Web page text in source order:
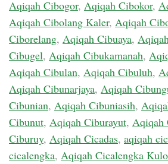
Aqiqah Cibogor, Aqiqah Cibokor,
Aqiqah Cibolang Kaler, Aqiqah
Ciborelang, Aqiqah Cibuaya,
Cibugel, Aqiqah Cibukamanah,
Aqiqah Cibulan, Aqiqah Cibuluh,
Aqiqah Cibunarjaya, Aqiqah
Cibunian, Aqiqah Cibuniasih,
Cibunut, Aqiqah Ciburayut, Aqiqah
Ciburuy, Aqiqah Cicadas, aqiqah
cicalengka, Aqiqah Cicalengka